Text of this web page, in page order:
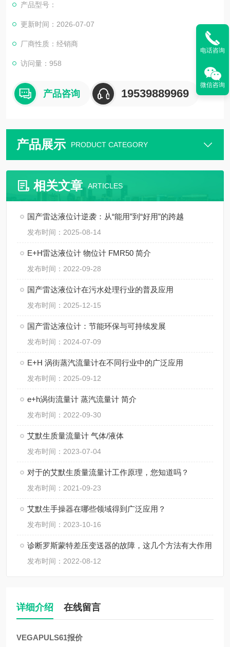
位测量。 VEGAPULS 61 安装简便灵活，提供经济实惠的解决方
案。 封闭型天线系统确保免维护作业。
产品型号：
更新时间：2026-07-07
厂商性质：经销商
访问量：958
产品咨询 19539889969
产品展示 PRODUCT CATEGORY
相关文章 ARTICLES
国产雷达液位计逆袭：从“能用”到“好用”的跨越
发布时间：2025-08-14
E+H雷达液位计 物位计 FMR50 简介
发布时间：2022-09-28
国产雷达液位计在污水处理行业的普及应用
发布时间：2025-12-15
国产雷达液位计：节能环保与可持续发展
发布时间：2024-07-09
E+H 涡街蒸汽流量计在不同行业中的广泛应用
发布时间：2025-09-12
e+h涡街流量计 蒸汽流量计 简介
发布时间：2022-09-30
艾默生质量流量计 气体/液体
发布时间：2023-07-04
对于的艾默生质量流量计工作原理，您知道吗？
发布时间：2021-09-23
艾默生手操器在哪些领域得到广泛应用？
发布时间：2023-10-16
诊断罗斯蒙特差压变送器的故障，这几个方法有大作用
发布时间：2022-08-12
详细介绍 在线留言
VEGAPULS61报价
电话咨询
微信咨询